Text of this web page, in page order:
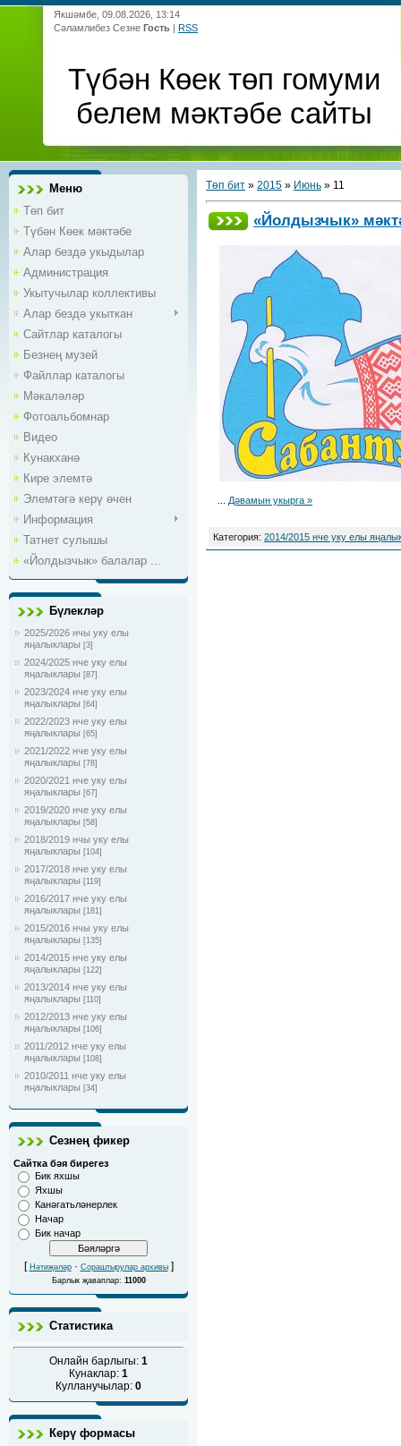
Якшәмбе, 09.08.2026, 13:14
Сәламлибез Сезне Гость | RSS
Түбән Көек төп гомуми
белем мәктәбе сайты
Меню
Төп бит
Түбән Көек мәктәбе
Алар бездә укыдылар
Администрация
Укытучылар коллективы
Алар бездә укыткан
Сайтлар каталогы
Безнең музей
Файллар каталогы
Мәкаләләр
Фотоальбомнар
Видео
Кунакханә
Кире элемтә
Элемтәгә керү өчен
Информация
Татнет сулышы
«Йолдызчык» балалар ...
Бүлекләр
2025/2026 нчы уку елы
яңалыклары [3]
2024/2025 нче уку елы
яңалыклары [87]
2023/2024 нче уку елы
яңалыклары [64]
2022/2023 нче уку елы
яңалыклары [65]
2021/2022 нче уку елы
яңалыклары [78]
2020/2021 нче уку елы
яңалыклары [67]
2019/2020 нче уку елы
яңалыклары [58]
2018/2019 нчы уку елы
яңалыклары [104]
2017/2018 нче уку елы
яңалыклары [119]
2016/2017 нче уку елы
яңалыклары [181]
2015/2016 нчы уку елы
яңалыклары [135]
2014/2015 нче уку елы
яңалыклары [122]
2013/2014 нче уку елы
яңалыклары [110]
2012/2013 нче уку елы
яңалыклары [106]
2011/2012 нче уку елы
яңалыклары [108]
2010/2011 нче уку елы
яңалыклары [34]
Сезнең фикер
Сайтка бәя бирегез
Бик яхшы
Яхшы
Канәгатьләнерлек
Начар
Бик начар
[ Нәтиҗәләр· Сораштырулар архивы]
Барлык җаваплар: 11000
Статистика
Онлайн барлыгы: 1
Кунаклар: 1
Кулланучылар: 0
Керү формасы
Төп бит » 2015 » Июнь » 11
«Йолдызчык»
Дәвамын укырга »
Категория: 2014/2015 нче уку елы